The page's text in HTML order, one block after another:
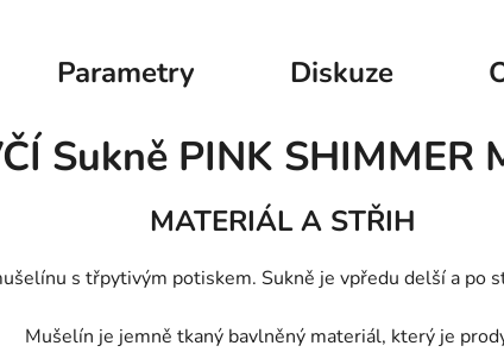
Parametry Diskuze
Sukně PINK SHIMMER
MATERIÁL A STŘIH
s třpytivým potiskem. Sukně je vpředu delší a po
Mušelín je jemně tkaný bavlněný materiál, který je